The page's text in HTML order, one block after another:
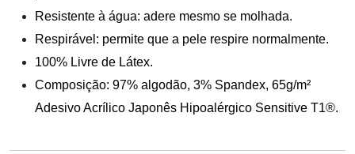
Resistente à água: adere mesmo se molhada.
Respirável: permite que a pele respire normalmente.
100% Livre de Látex.
Composição: 97% algodão, 3% Spandex, 65g/m²
Adesivo Acrílico Japonês Hipoalérgico Sensitive T1®.